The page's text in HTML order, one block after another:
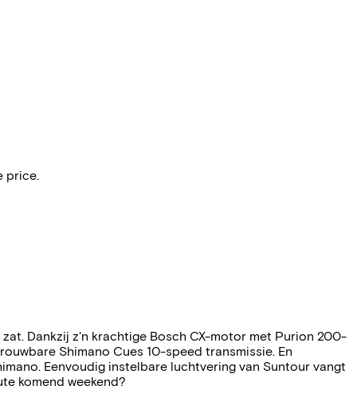
price.
Dankzij z'n krachtige Bosch CX-motor met Purion 200-
Shimano Cues 10-speed transmissie. En
Eenvoudig instelbare luchtvering van Suntour vangt
komend weekend?